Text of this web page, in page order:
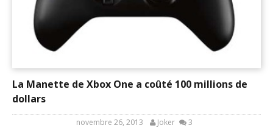
La Manette de Xbox One a coûté 100 millions de
dollars
novembre 26, 2013 Joker 3